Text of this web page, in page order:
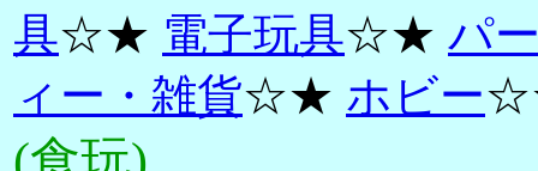
具☆★ 電子玩具☆★ パ
ィー・雑貨☆★ ホビー